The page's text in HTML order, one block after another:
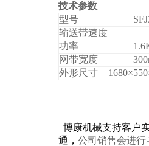
技术参数
型号
输送带速度
功率
网带宽度
外形尺寸
博康机械支持客户
通， 公司销售会进